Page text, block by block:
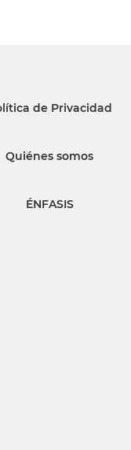
de Privacidad
Quiénes somos
ÉNFASIS